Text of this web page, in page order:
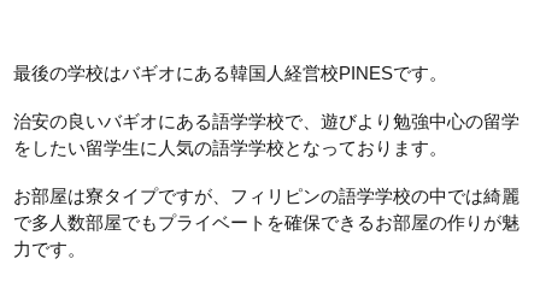
最後の学校はバギオにある韓国人経営校PINESです。
治安の良いバギオにある語学学校で、遊びより勉強中心の留学
をしたい留学生に人気の語学学校となっております。
お部屋は寮タイプですが、フィリピンの語学学校の中では綺麗
で多人数部屋でもプライベートを確保できるお部屋の作りが魅
力です。